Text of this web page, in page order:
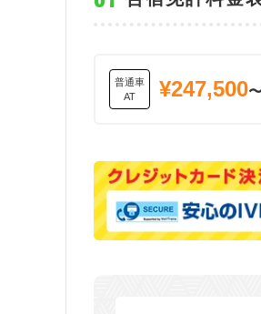
普通車
AT
¥247,500